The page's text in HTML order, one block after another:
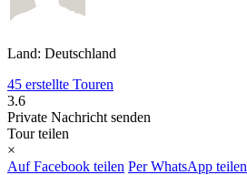
Land: Deutschland
45 erstellte Touren
3.6
Private Nachricht senden
Tour teilen
×
Auf Facebook teilen Per WhatsApp teilen